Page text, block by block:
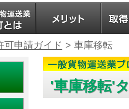
可申請ガイド > 車庫移転
'車庫移転'